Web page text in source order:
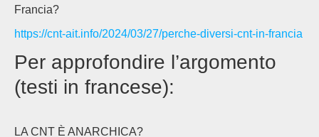
Francia?
https://cnt-ait.info/2024/03/27/perche-diversi-cnt-in-francia
Per approfondire l’argomento
(testi in francese):
LA CNT È ANARCHICA?